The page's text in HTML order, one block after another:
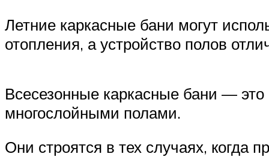
Летние каркасные бани могут
отопления, а устройство полов
Всесезонные каркасные бани —
многослойными полами.
Они строятся в тех случаях, когда